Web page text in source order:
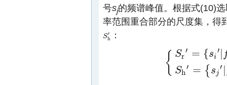
号sj的频谱峰值。根据式(10)
率范围重合部分的尺度集，得
S′
h
Sh ：
{ Sr
′ = { si
′
Sh
′ = { sj
′
{S fs ∩ ∈